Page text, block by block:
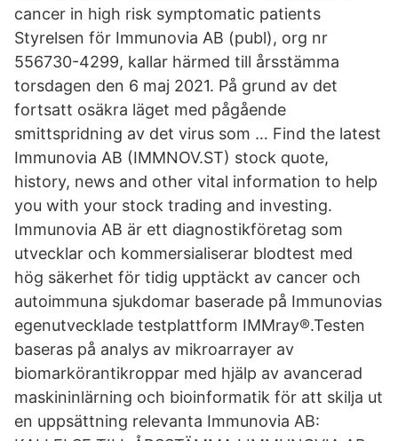
cancer in high risk symptomatic patients
Styrelsen för Immunovia AB (publ), org nr
556730-4299, kallar härmed till årsstämma
torsdagen den 6 maj 2021. På grund av det
fortsatt osäkra läget med pågående
smittspridning av det virus som … Find the latest
Immunovia AB (IMMNOV.ST) stock quote,
history, news and other vital information to help
you with your stock trading and investing.
Immunovia AB är ett diagnostikföretag som
utvecklar och kommersialiserar blodtest med
hög säkerhet för tidig upptäckt av cancer och
autoimmuna sjukdomar baserade på Immunovias
egenutvecklade testplattform IMMray®.Testen
baseras på analys av mikroarrayer av
biomarkörantikroppar med hjälp av avancerad
maskininlärning och bioinformatik för att skilja ut
en uppsättning relevanta Immunovia AB: